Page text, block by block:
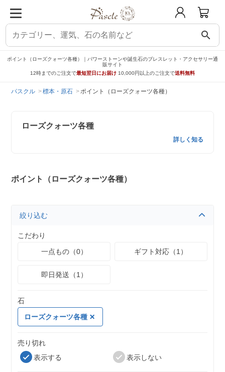
search
ポイント（ローズクォーツ各種）｜パワーストーンや誕生石のブレスレット・アクセサリー通
販サイト
12時までのご注文で最短翌日にお届け 10,000円以上のご注文で送料無料
パスクル 標本・原石 ポイント（ローズクォーツ各種）
ローズクォーツ各種
詳しく知る
ポイント（ローズクォーツ各種）
絞り込む
こだわり
一点もの（0）
ギフト対応（1）
即日発送（1）
石
ローズクォーツ各種
売り切れ
表示する
表示しない